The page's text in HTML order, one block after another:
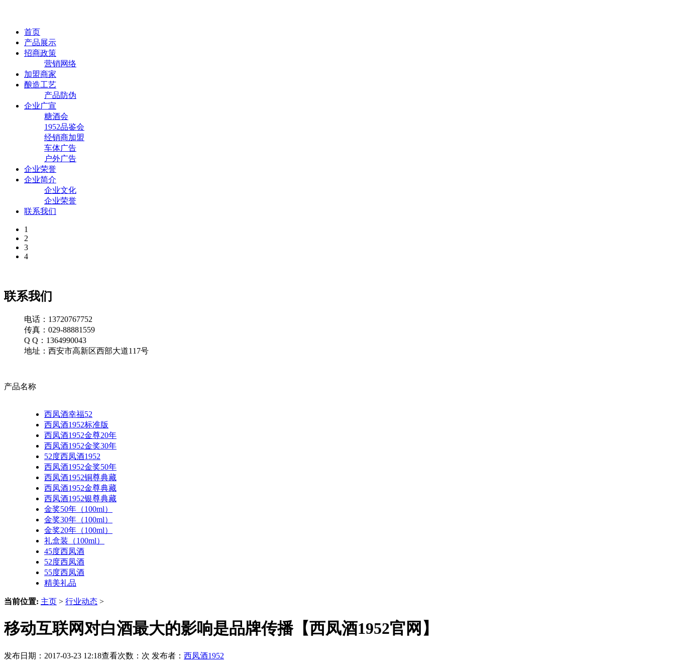
首页
产品展示
招商政策
营销网络
加盟商家
酿造工艺
产品防伪
企业广宣
糖酒会
1952品鉴会
经销商加盟
车体广告
户外广告
企业荣誉
企业简介
企业文化
企业荣誉
联系我们
1
2
3
4
联系我们
电话：13720767752
传真：029-88881559
Q Q：1364990043
地址：西安市高新区西部大道117号
产品名称
西凤酒幸福52
西凤酒1952标准版
西凤酒1952金尊20年
西凤酒1952金奖30年
52度西凤酒1952
西凤酒1952金奖50年
西凤酒1952铜尊典藏
西凤酒1952金尊典藏
西凤酒1952银尊典藏
金奖50年（100ml）
金奖30年（100ml）
金奖20年（100ml）
礼盒装（100ml）
45度西凤酒
52度西凤酒
55度西凤酒
精美礼品
当前位置: 主页 > 行业动态 >
移动互联网对白酒最大的影响是品牌传播【西凤酒1952官网】
发布日期：2017-03-23 12:18查看次数： 次 发布者： 西凤酒1952